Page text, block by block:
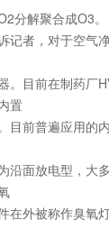
分解聚合成O3。
者，对于空气
。目前在制药厂
置
目前普遍应用的
沿面放电型，大
在外被称作臭氧